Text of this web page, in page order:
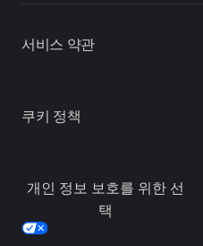
서비스 약관
쿠키 정책
개인 정보 보호를 위한 선
택